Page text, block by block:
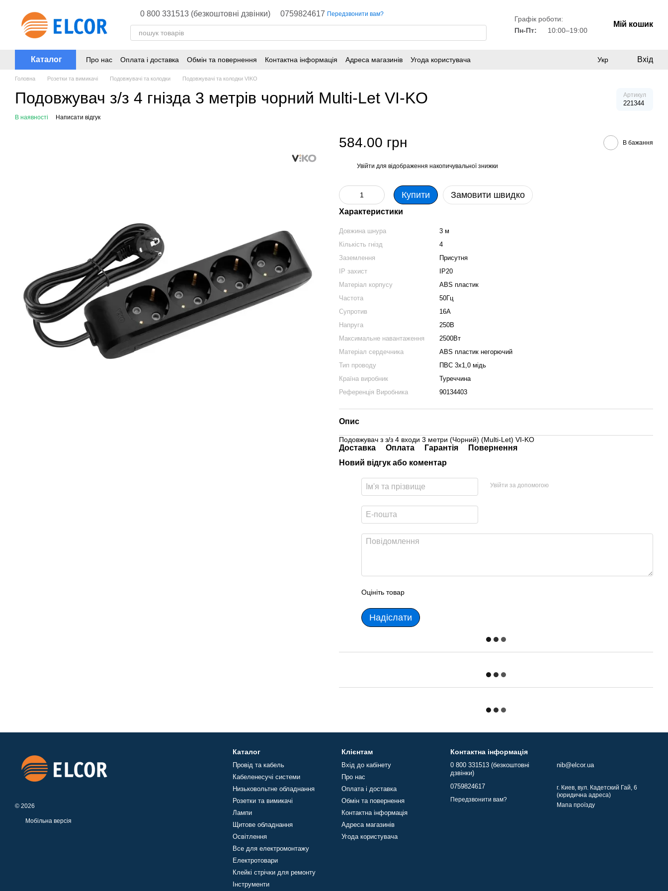
0 800 331513 (безкоштовні дзвінки) 0759824617 Передзвонити вам?
Графік роботи:
Пн-Пт:
10:00–19:00
Мій кошик
Каталог Про нас Оплата і доставка Обмін та повернення Контактна інформація Адреса магазинів Угода користувача Укр Вхід
Головна Розетки та вимикачі Подовжувачі та колодки Подовжувачі та колодки VIKO
Подовжувач з/з 4 гнізда 3 метрів чорний Multi-Let VI-KO Артикул
221344
В наявності Написати відгук
584.00 грн В бажання
Увійти для відображення накопичувальної знижки
Купити Замовити швидко
Характеристики
Довжина шнура
3 м
Кількість гнізд
4
Заземлення
Присутня
IP захист
ІР20
Матеріал корпусу
ABS пластик
Частота
50Гц
Супротив
16А
Напруга
250В
Максимальне навантаження
2500Вт
Матеріал сердечника
ABS пластик негорючий
Тип проводу
ПВС 3х1,0 мідь
Країна виробник
Туреччина
Референція Виробника
90134403
Опис
Подовжувач з з/з 4 входи 3 метри (Чорний) (Multi-Let) VI-KO
Доставка Оплата Гарантія
Повернення
Новий відгук або коментар
Увійти за допомогою
Оцініть товар
Надіслати
© 2026
Мобільна версія
Каталог
Провід та кабель
Кабеленесучі системи
Низьковольтне обладнання
Розетки та вимикачі
Лампи
Щитове обладнання
Освітлення
Все для електромонтажу
Електротовари
Клейкі стрічки для ремонту
Інструменти
Клієнтам
Вхід до кабінету
Про нас
Оплата і доставка
Обмін та повернення
Контактна інформація
Адреса магазинів
Угода користувача
Контактна інформація
0 800 331513 (безкоштовні
дзвінки)
0759824617
Передзвонити вам?
nib@elcor.ua
г. Киев, вул. Кадетский Гай, 6
(юридична адреса)
Мапа проїзду